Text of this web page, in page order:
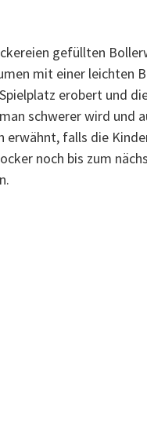
gefüllten
mit einer leichten
erobert und
schwerer wird und
falls die
noch bis zum